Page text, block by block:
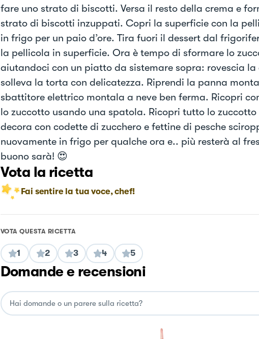
fare uno strato di biscotti. Versa il resto della crema e
strato di biscotti inzuppati. Copri la superficie con la
in frigo per un paio d’ore. Tira fuori il dessert dal
la pellicola in superficie. Ora è tempo di sformare lo
aiutandoci con un piatto da sistemare sopra: rovescia la
solleva la torta con delicatezza. Riprendi la panna
sbattitore elettrico montala a neve ben ferma. Ricopri
lo zuccotto usando una spatola. Ricopri tutto lo zuccotto
decora con codette di zucchero e fettine di pesche
nuovamente in frigo per qualche ora e.. più resterà al
buono sarà! 😍
Vota la ricetta
Fai sentire la tua voce, chef!
VOTA QUESTA RICETTA
1 2 3 4 5
Domande e recensioni